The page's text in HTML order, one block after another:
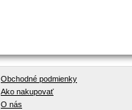
Obchodné podmienky
Ako nakupovať
O nás